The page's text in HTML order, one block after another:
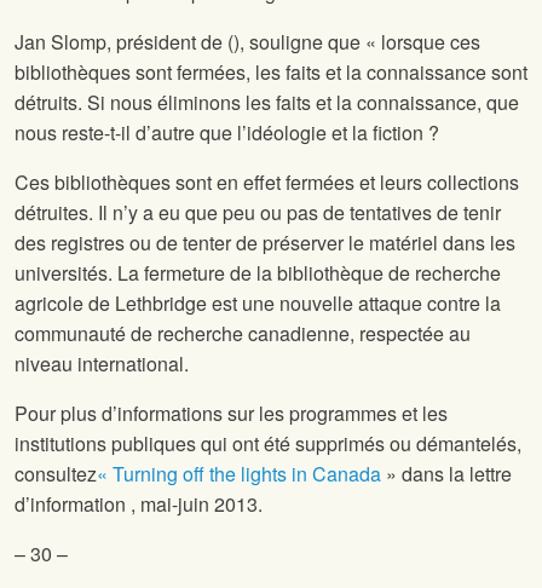
Jan Slomp, président de (), souligne que « lorsque ces
bibliothèques sont fermées, les faits et la connaissance sont
détruits. Si nous éliminons les faits et la connaissance, que
nous reste-t-il d’autre que l’idéologie et la fiction ?
Ces bibliothèques sont en effet fermées et leurs collections
détruites. Il n’y a eu que peu ou pas de tentatives de tenir
des registres ou de tenter de préserver le matériel dans les
universités. La fermeture de la bibliothèque de recherche
agricole de Lethbridge est une nouvelle attaque contre la
communauté de recherche canadienne, respectée au
niveau international.
Pour plus d’informations sur les programmes et les
institutions publiques qui ont été supprimés ou démantelés,
consultez« Turning off the lights in Canada » dans la lettre
d’information , mai-juin 2013.
– 30 –